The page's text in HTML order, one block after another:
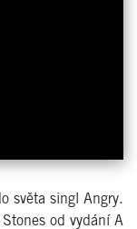
světa singl Angry.
od vydání A